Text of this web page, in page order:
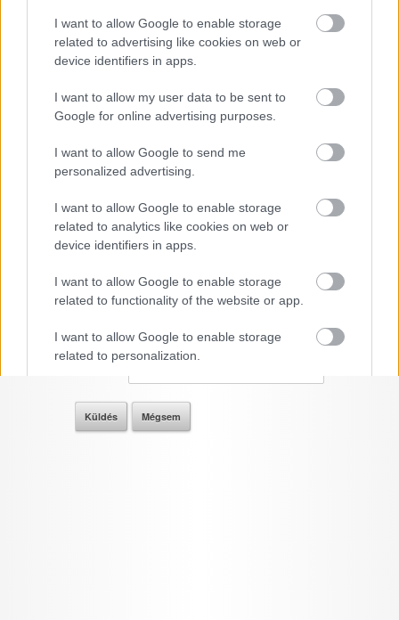
I want to allow Google to enable storage
related to advertising like cookies on web or
device identifiers in apps.
I want to allow my user data to be sent to
Google for online advertising purposes.
I want to allow Google to send me
personalized advertising.
I want to allow Google to enable storage
related to analytics like cookies on web or
device identifiers in apps.
I want to allow Google to enable storage
related to functionality of the website or app.
I want to allow Google to enable storage
related to personalization.
related to security, including authentication
functionality and fraud prevention, and other
neve:
mail címe:
Üzenet szövege:
Ellenőrző